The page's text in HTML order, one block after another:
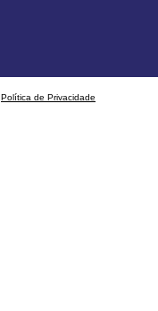
Política de Privacidade